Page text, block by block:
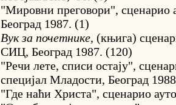
"Мировни преговори", сценарио
Београд 1987. (1)
Вук за почетнике, (књига)
СИЦ, Београд 1987. (120)
"Речи лете, списи остају",
специјал Младости, Београд
"Где наћи Христа", сценарио